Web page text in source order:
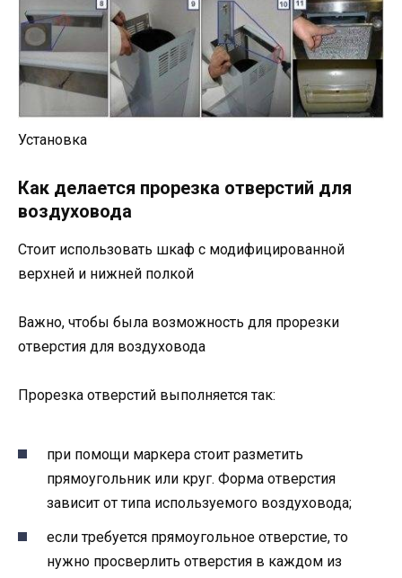
Установка
Как делается прорезка отверстий для
воздуховода
Стоит использовать шкаф с модифицированной
верхней и нижней полкой
Важно, чтобы была возможность для прорезки
отверстия для воздуховода
Прорезка отверстий выполняется так:
при помощи маркера стоит разметить
прямоугольник или круг. Форма отверстия
зависит от типа используемого воздуховода;
если требуется прямоугольное отверстие, то
нужно просверлить отверстия в каждом из